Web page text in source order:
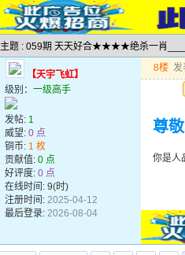
主题 : 059期 天天好合★★★★绝杀一肖
【天宇飞虹】
级别： 一级高手
发帖: 1
威望: 0 点
铜币: 1 枚
贡献值: 0 点
好评度: 0 点
在线时间: 9(时)
注册时间: 2025-04-12
最后登录: 2026-08-04
8楼 发
尊
你是人